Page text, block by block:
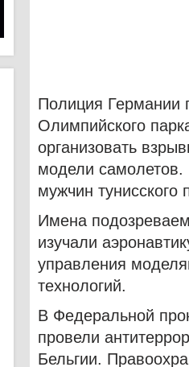
Полиция Германии
Олимпийского
организовать
модели самолетов.
мужчин тунисского
Имена
изучали
управления
технологий.
В Федеральной
провели
Бельгии.